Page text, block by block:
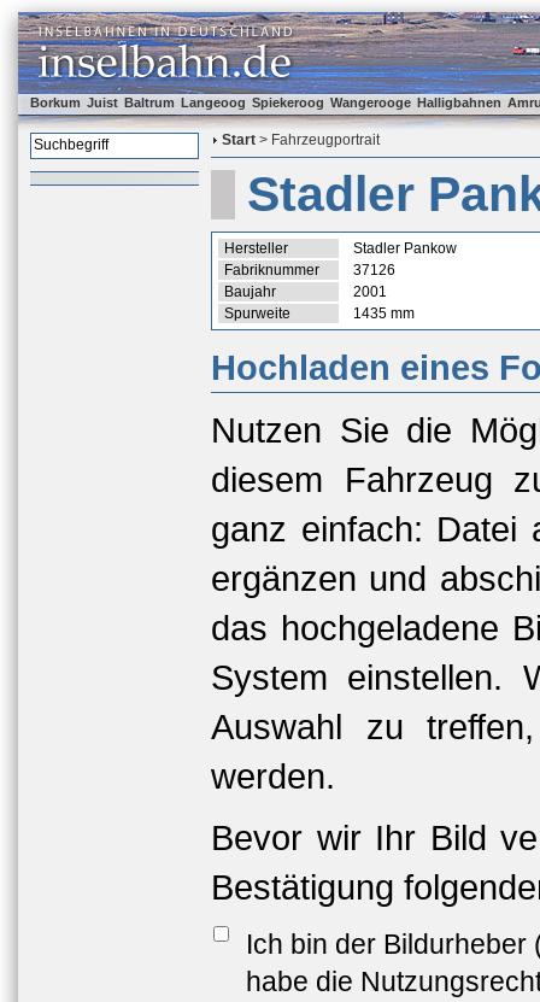
Borkum Juist Baltrum Langeoog Spiekeroog Wangerooge Halligbahnen
Start > Fahrzeugportrait
Stadler
Hersteller
Stadler Pankow
Fabriknummer
37126
Baujahr
2001
Spurweite
1435 mm
Hochladen eines
Nutzen Sie die
diesem Fahrzeug
ganz einfach: Datei
ergänzen und
das hochgeladene
System einstellen.
Auswahl zu
werden.
Bevor wir Ihr Bild
Bestätigung
Ich bin der
habe die